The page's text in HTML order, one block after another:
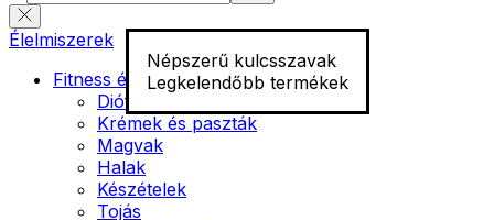
Népszerű kulcsszavak
Legkelendőbb termékek
Élelmiszerek
Fitness élelmiszer
Diófélék
Krémek és paszták
Magvak
Halak
Készételek
Tojás